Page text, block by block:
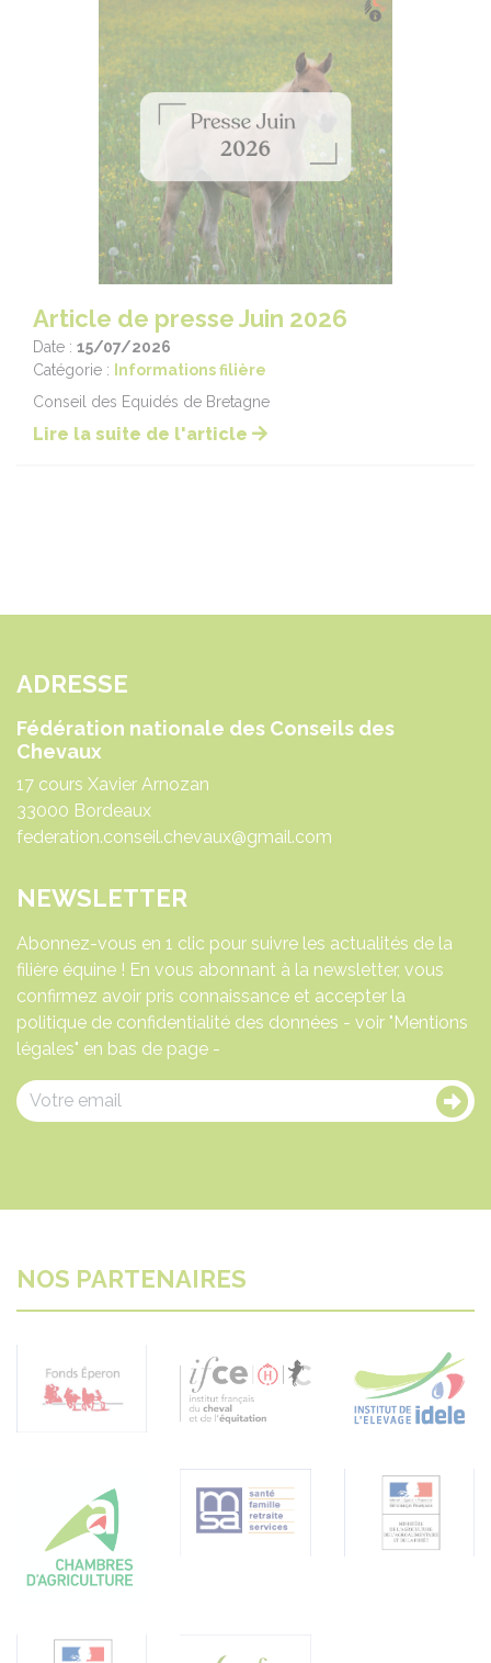
Article de presse Juin 2026
Date : 15/07/2026
Catégorie : Informations filière
Conseil des Equidés de Bretagne
Lire la suite de l'article
ADRESSE
Fédération nationale des Conseils des
Chevaux
17 cours Xavier Arnozan
33000 Bordeaux
federation.conseil.chevaux@gmail.com
NEWSLETTER
Abonnez-vous en 1 clic pour suivre les actualités de la
filière équine ! En vous abonnant à la newsletter, vous
confirmez avoir pris connaissance et accepter la
politique de confidentialité des données - voir "Mentions
légales" en bas de page -
NOS PARTENAIRES